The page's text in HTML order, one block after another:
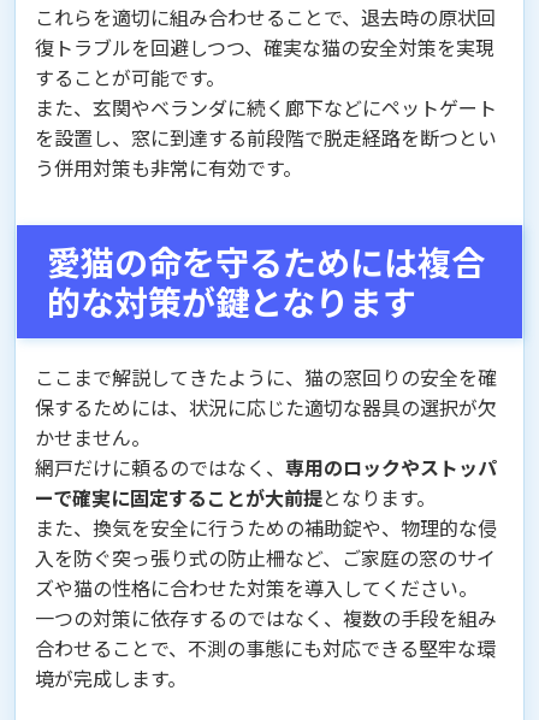
これらを適切に組み合わせることで、退去時の原状回
復トラブルを回避しつつ、確実な猫の安全対策を実現
することが可能です。
また、玄関やベランダに続く廊下などにペットゲート
を設置し、窓に到達する前段階で脱走経路を断つとい
う併用対策も非常に有効です。
愛猫の命を守るためには複合
的な対策が鍵となります
ここまで解説してきたように、猫の窓回りの安全を確
保するためには、状況に応じた適切な器具の選択が欠
かせません。
網戸だけに頼るのではなく、 専用のロックやストッパ
ーで確実に固定することが大前提となります。
また、換気を安全に行うための補助錠や、物理的な侵
入を防ぐ突っ張り式の防止柵など、ご家庭の窓のサイ
ズや猫の性格に合わせた対策を導入してください。
一つの対策に依存するのではなく、複数の手段を組み
合わせることで、不測の事態にも対応できる堅牢な環
境が完成します。